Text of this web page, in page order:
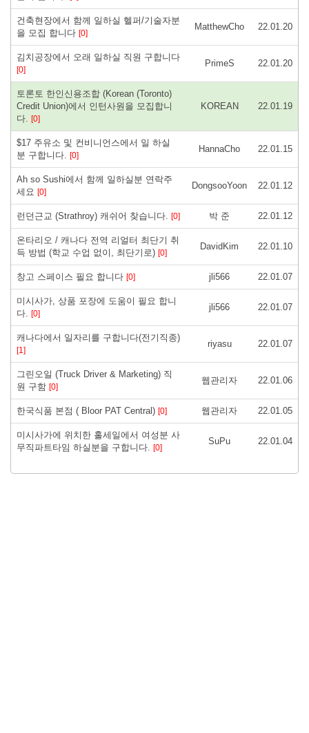
건축현장에서 함께 일하실 헬퍼/기술자분
을 모집 합니다 [0]
MatthewCho 22.01.20
김치공장에서 오래 일하실 직원 구합니다
[0]
PrimeS 22.01.20
토론토 한인신용조합 (Korean (Toronto)
Credit Union)에서 인턴사원을 모집합니
다. [0]
KOREAN 22.01.19
$17 주유소 및 컨비니언스에서 일 하실
분 구합니다. [0]
HannaCho 22.01.15
Ah so Sushi에서 함께 일하실분 연락주
세요 [0]
DongsooYoon 22.01.12
런던근교 (Strathroy) 캐쉬어 찾습니다. [0] 박 준 22.01.12
온타리오 / 캐나다 전역 리얼터 최단기 취
득 방법 (학교 수업 없이, 최단기로) [0]
DavidKim 22.01.10
창고 스페이스 필요 합니다 [0] jli566 22.01.07
미시사가, 상품 포장에 도움이 필요 합니
다. [0]
jli566 22.01.07
캐나다에서 일자리를 구합니다(전기직종)
[1]
riyasu 22.01.07
그린오일 (Truck Driver & Marketing) 직
원 구함 [0]
웹관리자 22.01.06
한국식품 본점 ( Bloor PAT Central) [0] 웹관리자 22.01.05
미시사가에 위치한 홀세일에서 여성분 사
무직파트타임 하실분을 구합니다. [0]
SuPu 22.01.04